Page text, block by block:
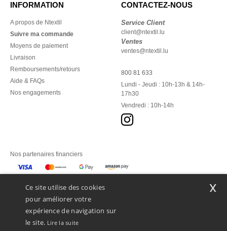
INFORMATION
A propos de Ntextil
Suivre ma commande
Moyens de paiement
Livraison
Remboursements/retours
Aide & FAQs
Nos engagements
CONTACTEZ-NOUS
Service Client
client@ntextil.lu
Ventes
ventes@ntextil.lu
800 81 633
Lundi - Jeudi : 10h-13h & 14h-
17h30
Vendredi : 10h-14h
Nos partenaires financiers
Ce site utilise des cookies
pour améliorer votre
expérience de navigation sur
le site. Lire la suite
x